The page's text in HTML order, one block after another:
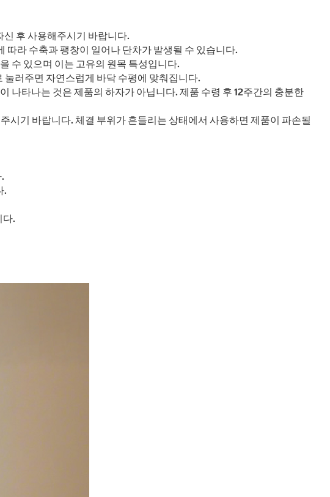
후 사용해주시기 바랍니다.
라 수축과 팽창이 일어나 단차가 발생될 수 있습니다.
수 있으며 이는 고유의 원목 특성입니다.
러주면 자연스럽게 바닥 수평에 맞춰집니다.
나타나는 것은 제품의 하자가 아닙니다. 제품 수령 후 12주간의 충분한
시기 바랍니다. 체결 부위가 흔들리는 상태에서 사용하면 제품이 파손될
.
다.